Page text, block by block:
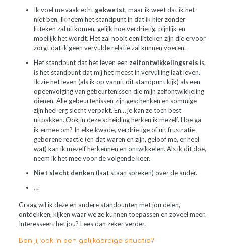
Ik voel me vaak echt gekwetst, maar ik weet dat ik het
niet ben. Ik neem het standpunt in dat ik hier zonder
litteken zal uitkomen, gelijk hoe verdrietig, pijnlijk en
moeilijk het wordt. Het zal nooit een litteken zijn die ervoor
zorgt dat ik geen vervulde relatie zal kunnen voeren.
Het standpunt dat het leven een zelfontwikkelingsreis is,
is het standpunt dat mij het meest in vervulling laat leven.
Ik zie het leven (als ik op vanuit dit standpunt kijk) als een
opeenvolging van gebeurtenissen die mijn zelfontwikkeling
dienen. Alle gebeurtenissen zijn geschenken en sommige
zijn heel erg slecht verpakt. En… je kan ze toch best
uitpakken. Ook in deze scheiding herken ik mezelf. Hoe ga
ik ermee om? In elke kwade, verdrietige of uit frustratie
geborene reactie (en dat waren en zijn, geloof me, er heel
wat) kan ik mezelf herkennen en ontwikkelen. Als ik dit doe,
neem ik het mee voor de volgende keer.
Niet slecht denken (laat staan spreken) over de ander.
….
Graag wil ik deze en andere standpunten met jou delen,
ontdekken, kijken waar we ze kunnen toepassen en zoveel meer.
Interesseert het jou? Lees dan zeker verder.
Ben jij ook in een gelijkaardige situatie?